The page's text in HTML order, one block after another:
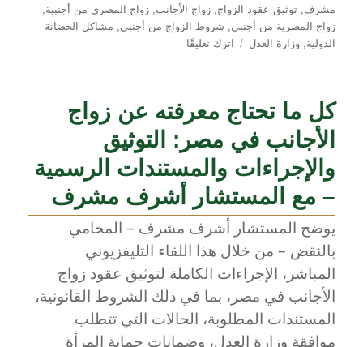
مشرف,توثيق عقود الزواج,زواج الأجانب,زواج المصري من أجنبية,
زواج المصرية من أجنبي, شروط الزواج من أجنبي, مشاكل الحضانة
الدولية,وزارة العدل اترك تعليقًا
الأجانب
في
مصر:
المحامي
أشرف
مشرف
يشرح
الخطوات
القانونية
بالتفصيل
كل ما تحتاج معرفته عن زواج
الأجانب في مصر: التوثيق
والإجراءات والمستندات الرسمية
– مع المستشار أشرف مشرف
يوضح المستشار أشرف مشرف – المحامي
بالنقض – من خلال هذا اللقاء التليفزيوني
المباشر، الإجراءات الكاملة لتوثيق عقود زواج
الأجانب في مصر، بما في ذلك الشروط القانونية،
المستندات المطلوبة، الحالات التي تتطلب
موافقة وزارة العدل، وضمانات حماية المرأة